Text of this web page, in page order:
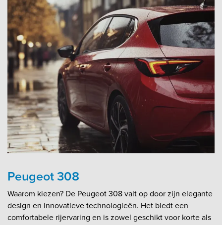
Peugeot 308
Waarom kiezen? De Peugeot 308 valt op door zijn elegante
design en innovatieve technologieën. Het biedt een
comfortabele rijervaring en is zowel geschikt voor korte als